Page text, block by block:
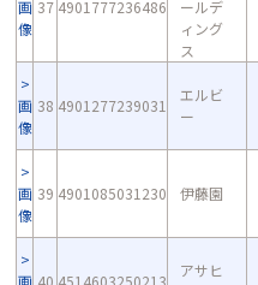
画
像
37 4901777236486
ールデ
ィング
ス
画
像
38 4901277239031
エルビ
ー
画
像
39 4901085031230 伊藤園
画 40 4514603250213
アサヒ